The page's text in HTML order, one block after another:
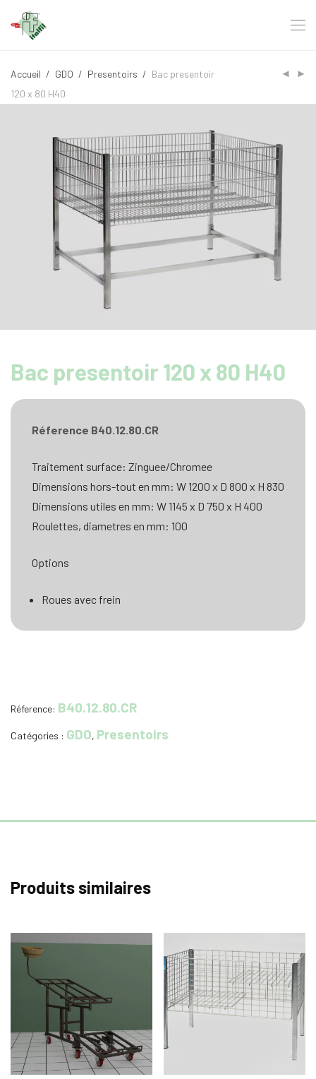
Accueil / GDO / Presentoirs / Bac presentoir
120 x 80 H40
Bac presentoir 120 x 80 H40
Réference B40.12.80.CR
Traitement surface: Zinguee/Chromee
Dimensions hors-tout en mm: W 1200 x D 800 x H 830
Dimensions utiles en mm: W 1145 x D 750 x H 400
Roulettes, diametres en mm: 100
Options
Roues avec frein
Réference: B40.12.80.CR
Catégories : GDO, Presentoirs
Produits similaires